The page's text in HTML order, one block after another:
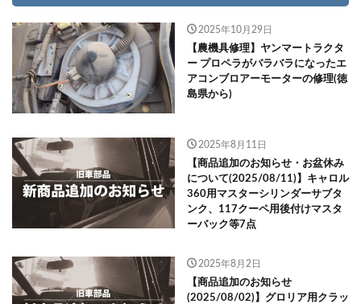
2025年10月29日
【農機具修理】ヤンマートラクタ
ー プロペラがバラバラになったエ
アコンブロアーモーターの修理(徳
島県から)
2025年8月11日
【商品追加のお知らせ・お盆休み
について(2025/08/11)】キャロル
360用マスターシリンダーサブタ
ンク、117クーペ用後付けマスタ
ーバック等7点
2025年8月2日
【商品追加のお知らせ
(2025/08/02)】グロリア用クラッ